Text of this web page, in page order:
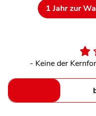
1 Jahr zur
- Keine der